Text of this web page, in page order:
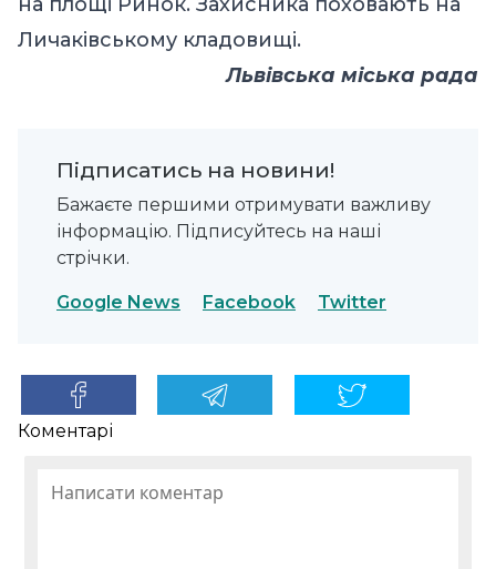
Личаківському кладовищі.
Львівська міська рада
Підписатись на новини!
Бажаєте першими отримувати важливу
інформацію. Підписуйтесь на наші
стрічки.
Google News Facebook Twitter
Коментарі